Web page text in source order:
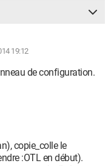
false);
1440);
");
false);
true);
true);
true);
19:12
de configuration.
copie_colle le
:OTL en début).